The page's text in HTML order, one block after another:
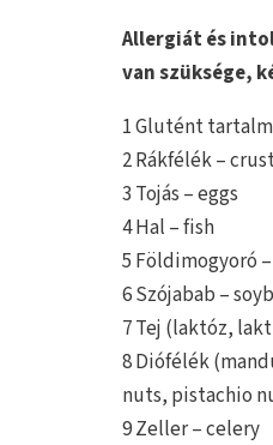
Allergiát és
van szüksége,
1 Glutént
2 Rákfélék –
3 Tojás – eggs
4 Hal – fish
5 Földimogyoró
6 Szójabab –
7 Tej (laktóz,
8 Diófélék
nuts, pistachio
9 Zeller – celery